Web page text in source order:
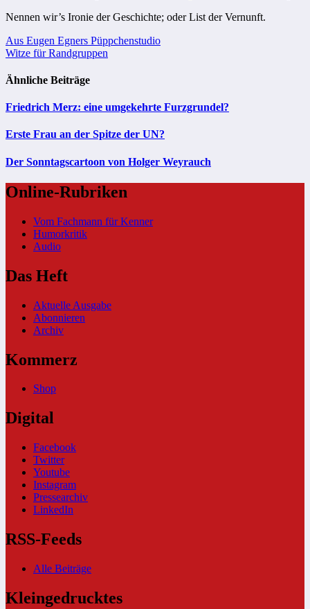
Nennen wir’s Ironie der Geschichte; oder List der Vernunft.
Beitragsnavigation
Aus Eugen Egners Püppchenstudio
Witze für Randgruppen
Ähnliche Beiträge
Friedrich Merz: eine umgekehrte Furzgrundel?
Erste Frau an der Spitze der UN?
Der Sonntagscartoon von Holger Weyrauch
Online-Rubriken
Vom Fachmann für Kenner
Humorkritik
Audio
Das Heft
Aktuelle Ausgabe
Abonnieren
Archiv
Kommerz
Shop
Digital
Facebook
Twitter
Youtube
Instagram
Pressearchiv
LinkedIn
RSS-Feeds
Alle Beiträge
Kleingedrucktes